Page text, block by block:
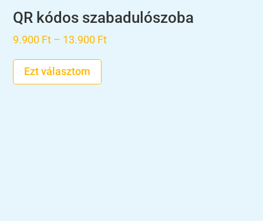
QR kódos szabadulószoba
9.900 Ft – 13.900 FtÁrtartomány:
Ezt választom